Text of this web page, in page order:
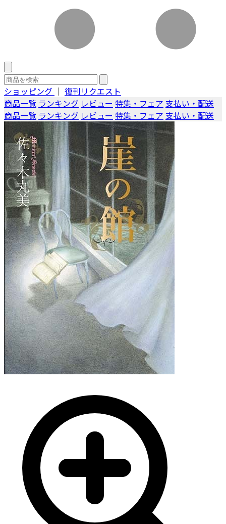
ショッピング ｜ 復刊リクエスト
商品一覧 ランキング レビュー 特集・フェア 支払い・配送
商品一覧 ランキング レビュー 特集・フェア 支払い・配送